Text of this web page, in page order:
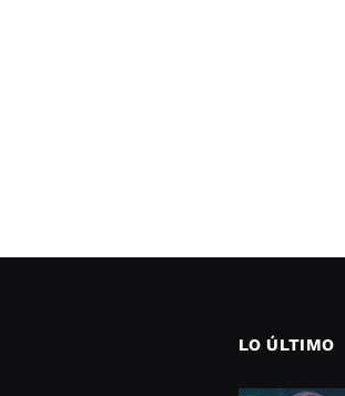
LO ÚLTIMO